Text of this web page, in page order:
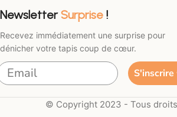
NewsletterSurprise !
Recevez immédiatement une surprise pour
dénicher votre tapis coup de cœur.
© Copyright 2023 - Tous